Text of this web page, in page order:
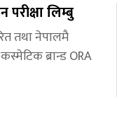
परीक्षा लिम्बु
तथा नेपालमै
ब्रान्ड ORA